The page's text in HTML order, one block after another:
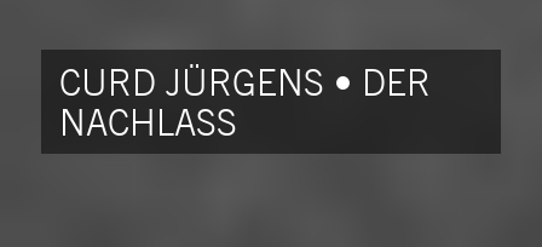
CURD JÜRGENS • DER
NACHLASS